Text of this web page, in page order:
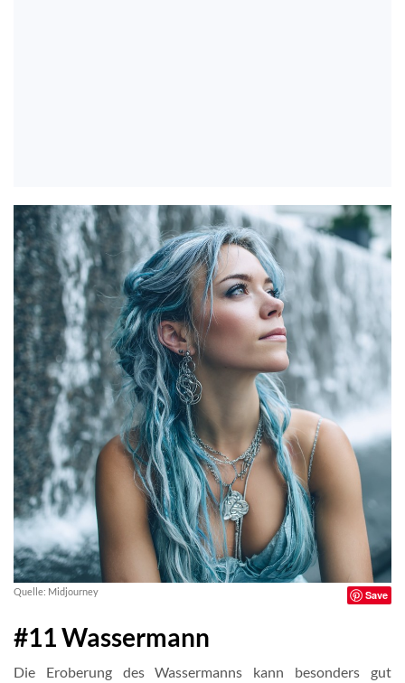
Quelle: Midjourney Save
#11 Wassermann
Die Eroberung des Wassermanns kann besonders gut